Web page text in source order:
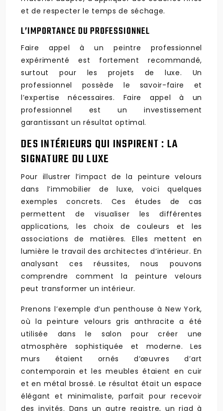
et de respecter le temps de séchage.
L’IMPORTANCE DU PROFESSIONNEL
Faire appel à un peintre professionnel
expérimenté est fortement recommandé,
surtout pour les projets de luxe. Un
professionnel possède le savoir-faire et
l’expertise nécessaires. Faire appel à un
professionnel est un investissement
garantissant un résultat optimal.
DES INTÉRIEURS QUI INSPIRENT : LA
SIGNATURE DU LUXE
Pour illustrer l’impact de la peinture velours
dans l’immobilier de luxe, voici quelques
exemples concrets. Ces études de cas
permettent de visualiser les différentes
applications, les choix de couleurs et les
associations de matières. Elles mettent en
lumière le travail des architectes d’intérieur. En
analysant ces réussites, nous pouvons
comprendre comment la peinture velours
peut transformer un intérieur.
Prenons l’exemple d’un penthouse à New York,
où la peinture velours gris anthracite a été
utilisée dans le salon pour créer une
atmosphère sophistiquée et moderne. Les
murs étaient ornés d’œuvres d’art
contemporain et les meubles étaient en cuir
et en métal brossé. Le résultat était un espace
élégant et minimaliste, parfait pour recevoir
des invités. Dans un autre registre, un riad à